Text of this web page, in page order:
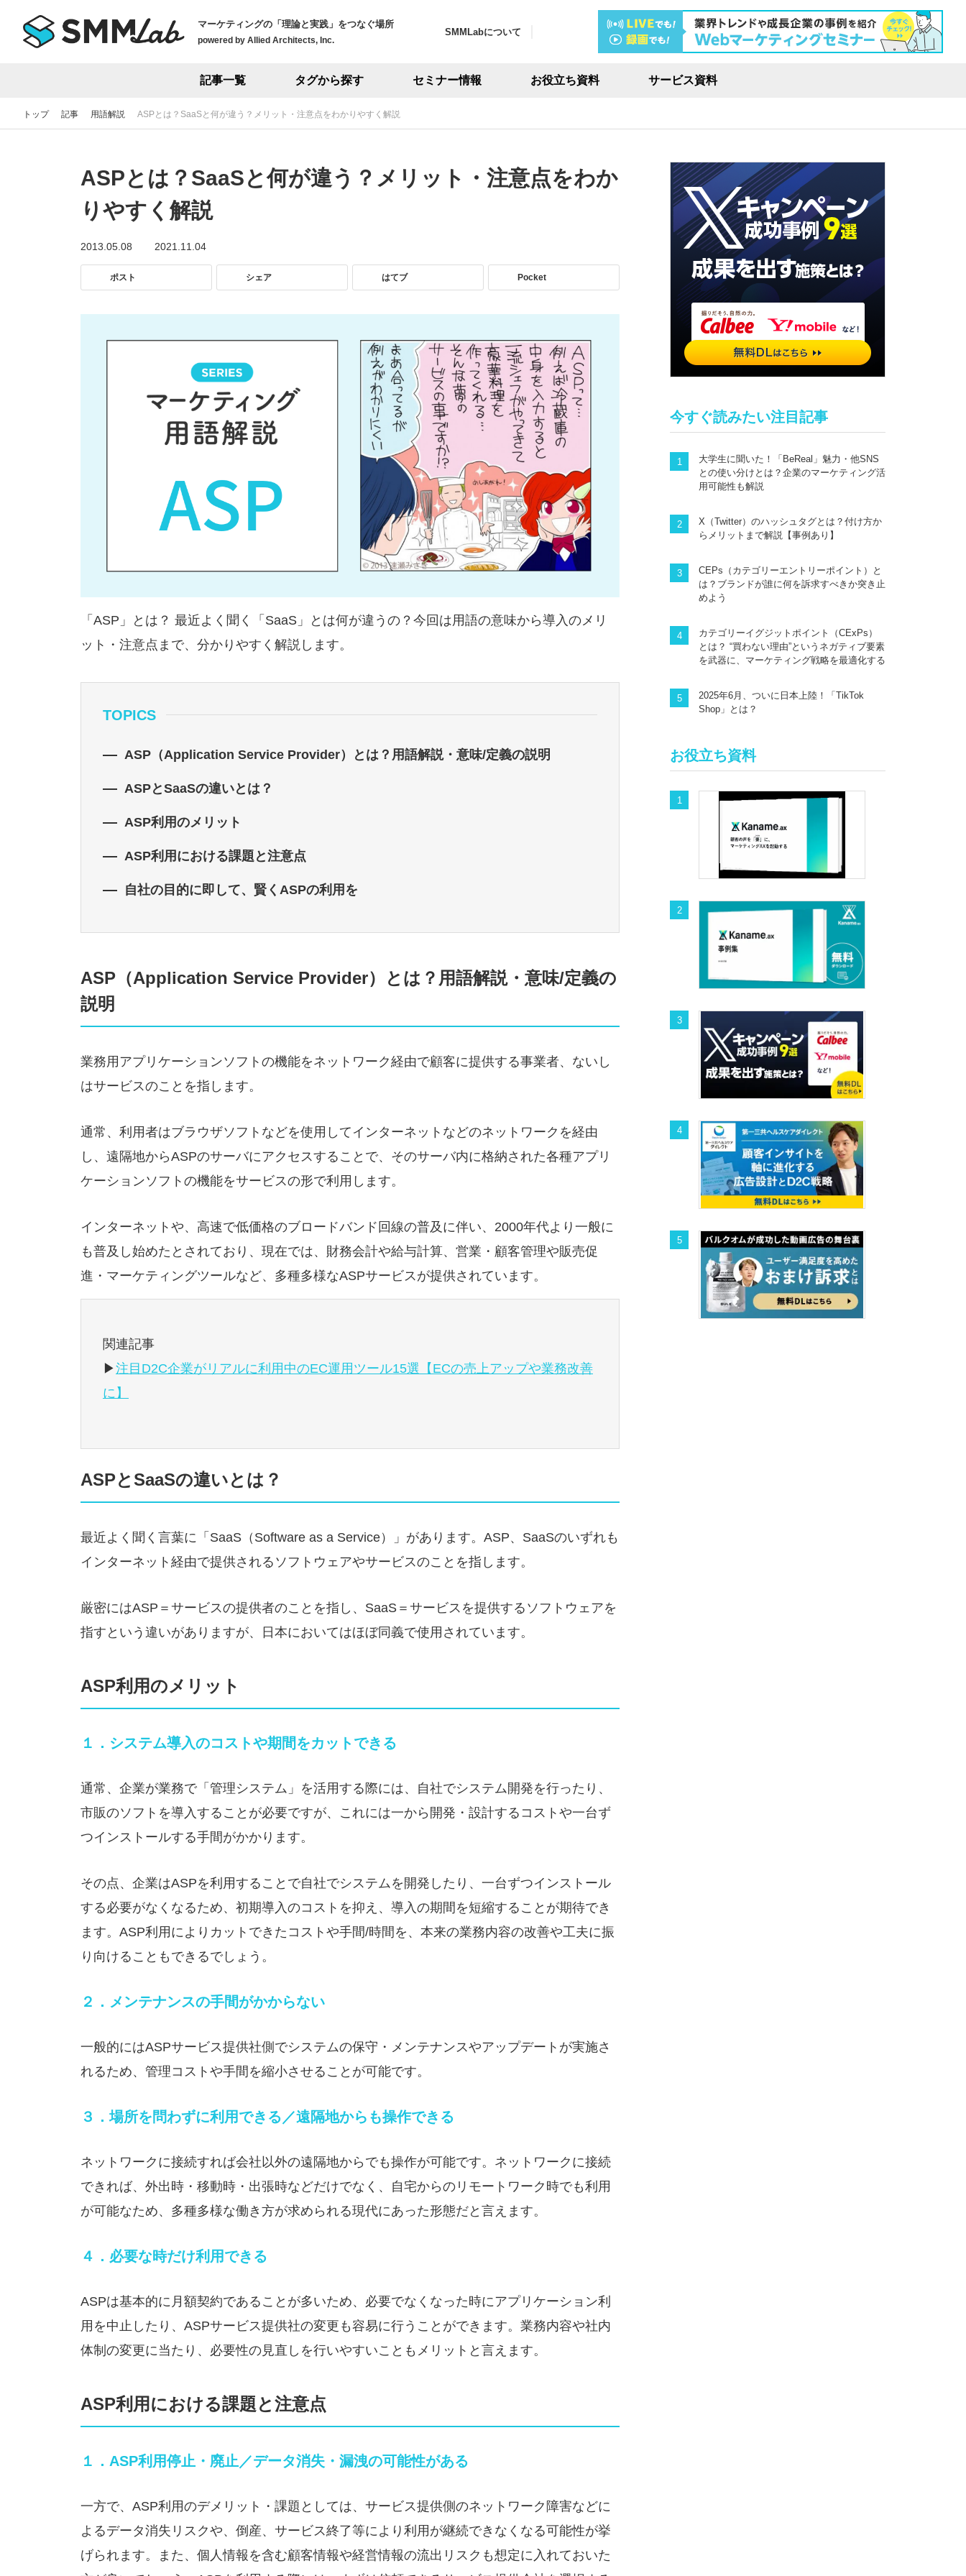
マーケティングの「理論と実践」をつなぐ場所
powered by Allied Architects, Inc.
記事一覧 タグから探す セミナー情報 お役立ち資料 サービス資料
SMMLabについて
トップ 記事 用語解説 ASPとは？SaaSと何が違う？メリット・注意点をわかりやすく解説
ASPとは？SaaSと何が違う？メリット・注意点をわか
りやすく解説
2013.05.08 2021.11.04
ポスト シェア はてブ Pocket
「ASP」とは？ 最近よく聞く「SaaS」とは何が違うの？今回は用語の意味から導入のメリ
ット・注意点まで、分かりやすく解説します。
TOPICS
ASP（Application Service Provider）とは？用語解説・意味/定義の説明
ASPとSaaSの違いとは？
ASP利用のメリット
ASP利用における課題と注意点
自社の目的に即して、賢くASPの利用を
ASP（Application Service Provider）とは？用語解説・意味/定義の
説明
業務用アプリケーションソフトの機能をネットワーク経由で顧客に提供する事業者、ないし
はサービスのことを指します。
通常、利用者はブラウザソフトなどを使用してインターネットなどのネットワークを経由
し、遠隔地からASPのサーバにアクセスすることで、そのサーバ内に格納された各種アプリ
ケーションソフトの機能をサービスの形で利用します。
インターネットや、高速で低価格のブロードバンド回線の普及に伴い、2000年代より一般に
も普及し始めたとされており、現在では、財務会計や給与計算、営業・顧客管理や販売促
進・マーケティングツールなど、多種多様なASPサービスが提供されています。
関連記事
▶注目D2C企業がリアルに利用中のEC運用ツール15選【ECの売上アップや業務改善
に】
ASPとSaaSの違いとは？
最近よく聞く言葉に「SaaS（Software as a Service）」があります。ASP、SaaSのいずれも
インターネット経由で提供されるソフトウェアやサービスのことを指します。
厳密にはASP＝サービスの提供者のことを指し、SaaS＝サービスを提供するソフトウェアを
指すという違いがありますが、日本においてはほぼ同義で使用されています。
ASP利用のメリット
１．システム導入のコストや期間をカットできる
通常、企業が業務で「管理システム」を活用する際には、自社でシステム開発を行ったり、
市販のソフトを導入することが必要ですが、これには一から開発・設計するコストや一台ず
つインストールする手間がかかります。
その点、企業はASPを利用することで自社でシステムを開発したり、一台ずつインストール
する必要がなくなるため、初期導入のコストを抑え、導入の期間を短縮することが期待でき
ます。ASP利用によりカットできたコストや手間/時間を、本来の業務内容の改善や工夫に振
り向けることもできるでしょう。
２．メンテナンスの手間がかからない
一般的にはASPサービス提供社側でシステムの保守・メンテナンスやアップデートが実施さ
れるため、管理コストや手間を縮小させることが可能です。
３．場所を問わずに利用できる／遠隔地からも操作できる
ネットワークに接続すれば会社以外の遠隔地からでも操作が可能です。ネットワークに接続
できれば、外出時・移動時・出張時などだけでなく、自宅からのリモートワーク時でも利用
が可能なため、多種多様な働き方が求められる現代にあった形態だと言えます。
４．必要な時だけ利用できる
ASPは基本的に月額契約であることが多いため、必要でなくなった時にアプリケーション利
用を中止したり、ASPサービス提供社の変更も容易に行うことができます。業務内容や社内
体制の変更に当たり、必要性の見直しを行いやすいこともメリットと言えます。
ASP利用における課題と注意点
１．ASP利用停止・廃止／データ消失・漏洩の可能性がある
一方で、ASP利用のデメリット・課題としては、サービス提供側のネットワーク障害などに
よるデータ消失リスクや、倒産、サービス終了等により利用が継続できなくなる可能性が挙
げられます。また、個人情報を含む顧客情報や経営情報の流出リスクも想定に入れておいた
今すぐ読みたい注目記事
大学生に聞いた！「BeReal」魅力・他SNS
との使い分けとは？企業のマーケティング活
用可能性も解説
X（Twitter）のハッシュタグとは？付け方か
らメリットまで解説【事例あり】
CEPs（カテゴリーエントリーポイント）と
は？ブランドが誰に何を訴求すべきか突き止
めよう
カテゴリーイグジットポイント（CExPs）
とは？ “買わない理由”というネガティブ要素
を武器に、マーケティング戦略を最適化する
2025年6月、ついに日本上陸！「TikTok
Shop」とは？
お役立ち資料